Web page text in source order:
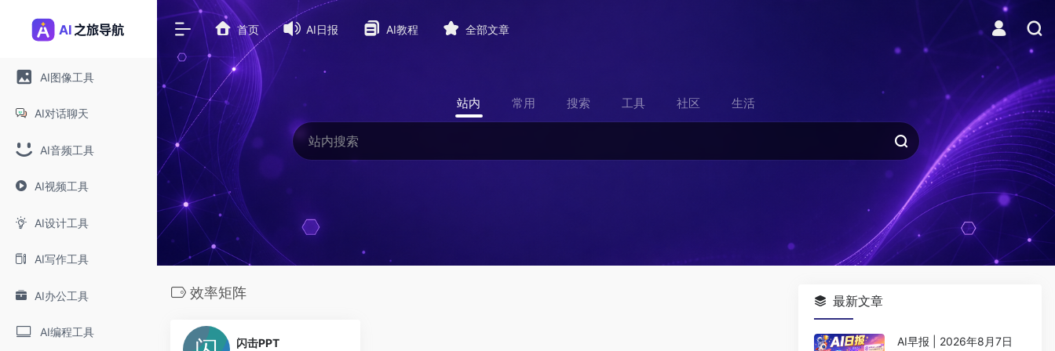
AI图像工具
AI对话聊天
AI音频工具
AI视频工具
AI设计工具
AI写作工具
AI办公工具
AI编程工具
首页 AI日报 AI教程 全部文章
站内 常用 搜索 工具 社区 生活
效率矩阵
闪击PPT
最新文章
AI早报 | 2026年8月7日